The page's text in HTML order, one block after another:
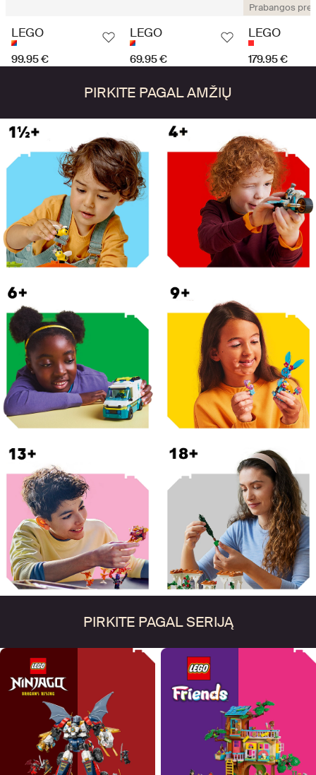
LEGO
99.95 €
LEGO
69.95 €
Prabangos
LEGO
179.95 €
PIRKITE PAGAL AMŽIŲ
PIRKITE PAGAL SERIJĄ